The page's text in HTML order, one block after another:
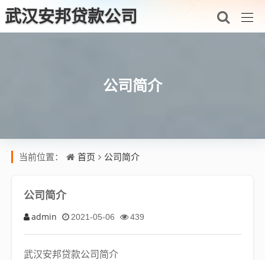
武汉安邦贷款公司
公司简介
当前位置： 首页 公司简介
公司简介
admin 2021-05-06 439
武汉安邦贷款公司简介